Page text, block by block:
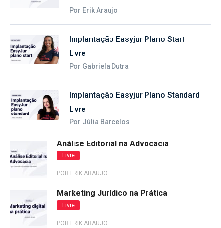
Por Erik Araujo
Implantação Easyjur Plano Start
Livre
Por Gabriela Dutra
Implantação Easyjur Plano Standard
Livre
Por Júlia Barcelos
Análise Editorial na Advocacia
Livre
POR ERIK ARAUJO
Marketing Jurídico na Prática
Livre
POR ERIK ARAUJO